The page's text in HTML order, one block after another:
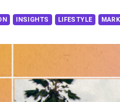
INSIGHTS LIFESTYLE